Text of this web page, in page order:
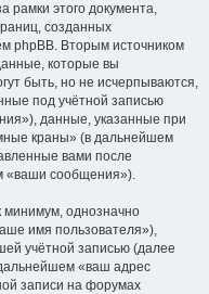
рамки этого документа,
созданных
phpBB. Вторым источником
которые вы
быть, но не исчерпываются,
под учётной записью
данные, указанные при
краны» (в дальнейшем
вами после
«ваши сообщения»).
минимум, однозначно
имя пользователя»),
учётной записью (далее
«ваш адрес
записи на форумах